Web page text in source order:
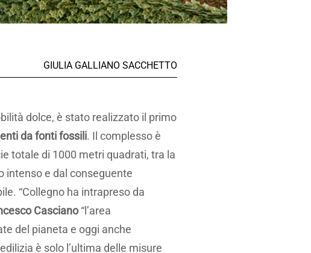
GIULIA GALLIANO SACCHETTO
dolce, è stato realizzato il primo
da fonti fossili. Il complesso è
totale di 1000 metri quadrati, tra la
intenso e dal conseguente
“Collegno ha intrapreso da
Casciano“l’area
del pianeta e oggi anche
è solo l’ultima delle misure